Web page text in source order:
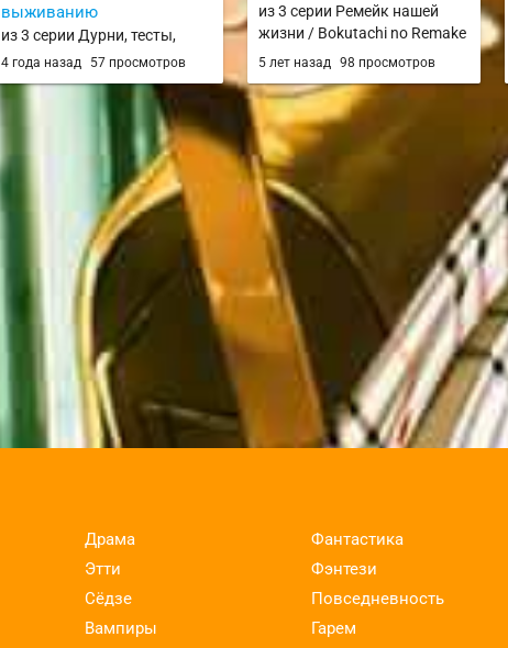
выживанию
из 3 серии Дурни, тесты,
аватары / Baka to Test to
4 года назад 57 просмотров
из 3 серии Ремейк нашей
жизни / Bokutachi no Remake
5 лет назад 98 просмотров
Драма Фантастика
Этти Фэнтези
Сёдзе Повседневность
Вампиры Гарем